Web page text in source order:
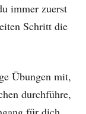
immer zuerst
Schritt die
Übungen mit,
durchführe,